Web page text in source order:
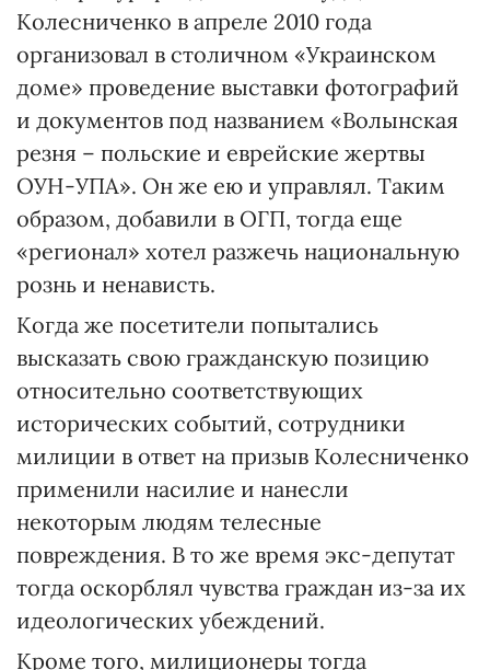
Колесниченко в апреле 2010 года
организовал в столичном «Украинском
доме» проведение выставки фотографий
и документов под названием «Волынская
резня – польские и еврейские жертвы
ОУН-УПА». Он же ею и управлял. Таким
образом, добавили в ОГП, тогда еще
«регионал» хотел разжечь национальную
рознь и ненависть.
Когда же посетители попытались
высказать свою гражданскую позицию
относительно соответствующих
исторических событий, сотрудники
милиции в ответ на призыв Колесниченко
применили насилие и нанесли
некоторым людям телесные
повреждения. В то же время экс-депутат
тогда оскорблял чувства граждан из-за их
идеологических убеждений.
Кроме того, милиционеры тогда